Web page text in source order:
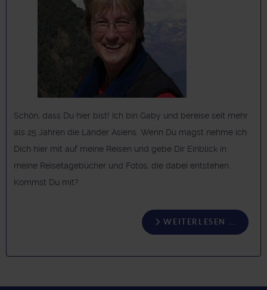
Schön, dass Du hier bist! Ich bin Gaby und bereise seit mehr
als 25 Jahren die Länder Asiens. Wenn Du magst nehme ich
Dich hier mit auf meine Reisen und gebe Dir Einblick in
meine Reisetagebücher und Fotos, die dabei entstehen.
Kommst Du mit?
WEITERLESEN …